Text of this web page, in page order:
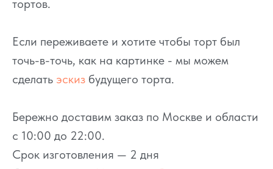
тортов.
Если переживаете и хотите чтобы торт был
точь-в-точь, как на картинке - мы можем
сделать эскиз будущего торта.
Бережно доставим заказ по Москве и области
с 10:00 до 22:00.
Срок изготовления — 2 дня